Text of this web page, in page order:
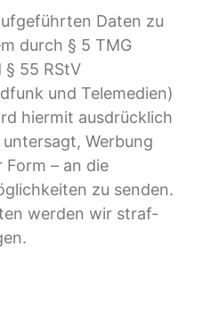
Daten zu
durch § 5 TMG
§ 55 RStV
und Telemedien)
hiermit ausdrücklich
Werbung
Form – an die
zu senden.
werden wir straf-